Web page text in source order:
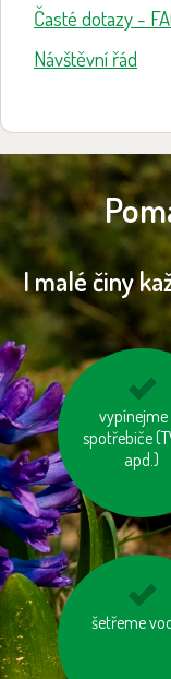
Časté dotazy -
Návštěvní řád
I malé činy
vypínejme
spotřebiče
apd.)
používejme
baterie
šetřeme
kupujeme